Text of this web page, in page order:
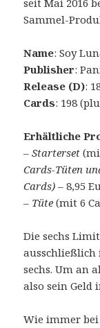
seit Mai 2016
Sammel-
Name: Soy
Publisher:
Release (D):
Cards: 198
Erhältliche
– Starterset
Cards-Tüten
Cards)– 8,95
– Tüte (mit 6
Die sechs
ausschließlich
sechs. Um an
also sein Geld
Wie immer